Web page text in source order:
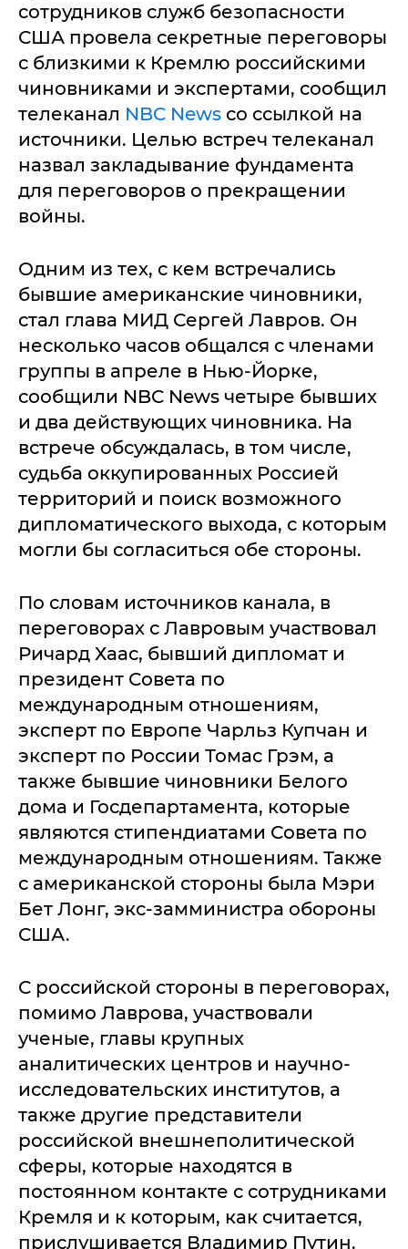
сотрудников служб безопасности
США провела секретные переговоры
с близкими к Кремлю российскими
чиновниками и экспертами, сообщил
телеканал NBC News со ссылкой на
источники. Целью встреч телеканал
назвал закладывание фундамента
для переговоров о прекращении
войны.
Одним из тех, с кем встречались
бывшие американские чиновники,
стал глава МИД Сергей Лавров. Он
несколько часов общался с членами
группы в апреле в Нью-Йорке,
сообщили NBC News четыре бывших
и два действующих чиновника. На
встрече обсуждалась, в том числе,
судьба оккупированных Россией
территорий и поиск возможного
дипломатического выхода, с которым
могли бы согласиться обе стороны.
По словам источников канала, в
переговорах с Лавровым участвовал
Ричард Хаас, бывший дипломат и
президент Совета по
международным отношениям,
эксперт по Европе Чарльз Купчан и
эксперт по России Томас Грэм, а
также бывшие чиновники Белого
дома и Госдепартамента, которые
являются стипендиатами Совета по
международным отношениям. Также
с американской стороны была Мэри
Бет Лонг, экс-замминистра обороны
США.
С российской стороны в переговорах,
помимо Лаврова, участвовали
ученые, главы крупных
аналитических центров и научно-
исследовательских институтов, а
также другие представители
российской внешнеполитической
сферы, которые находятся в
постоянном контакте с сотрудниками
Кремля и к которым, как считается,
прислушивается Владимир Путин.